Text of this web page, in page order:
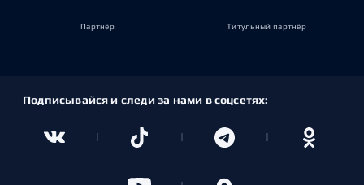
Партнёр Титульный партнёр
Подписывайся и следи за нами в соцсетях: